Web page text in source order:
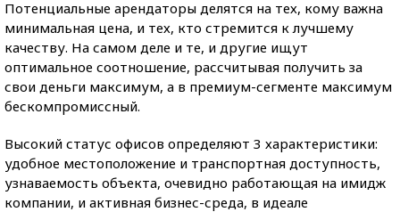
Потенциальные арендаторы делятся на тех, кому важна
минимальная цена, и тех, кто стремится к лучшему
качеству. На самом деле и те, и другие ищут
оптимальное соотношение, рассчитывая получить за
свои деньги максимум, а в премиум-сегменте максимум
бескомпромиссный.
Высокий статус офисов определяют 3 характеристики:
удобное местоположение и транспортная доступность,
узнаваемость объекта, очевидно работающая на имидж
компании, и активная бизнес-среда, в идеале